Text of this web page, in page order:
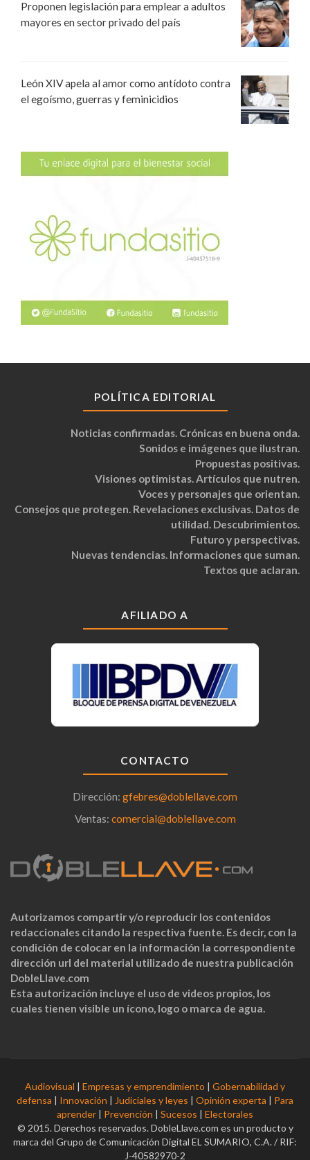
Proponen legislación para emplear a adultos
mayores en sector privado del país
León XIV apela al amor como antídoto contra
el egoísmo, guerras y feminicidios
POLÍTICA EDITORIAL
Noticias confirmadas. Crónicas en buena onda.
Sonidos e imágenes que ilustran.
Propuestas positivas.
Visiones optimistas. Artículos que nutren.
Voces y personajes que orientan.
Consejos que protegen. Revelaciones exclusivas. Datos de
utilidad. Descubrimientos.
Futuro y perspectivas.
Nuevas tendencias. Informaciones que suman.
Textos que aclaran.
AFILIADO A
CONTACTO
Dirección: gfebres@doblellave.com
Ventas: comercial@doblellave.com
Autorizamos compartir y/o reproducir los contenidos
redaccionales citando la respectiva fuente. Es decir, con la
condición de colocar en la información la correspondiente
dirección url del material utilizado de nuestra publicación
DobleLlave.com
Esta autorización incluye el uso de videos propios, los
cuales tienen visible un ícono, logo o marca de agua.
Audiovisual | Empresas y emprendimiento | Gobernabilidad y
defensa | Innovación | Judiciales y leyes | Opinión experta | Para
aprender | Prevención | Sucesos | Electorales
© 2015. Derechos reservados. DobleLlave.com es un producto y
marca del Grupo de Comunicación Digital EL SUMARIO, C.A. / RIF:
J-40582970-2